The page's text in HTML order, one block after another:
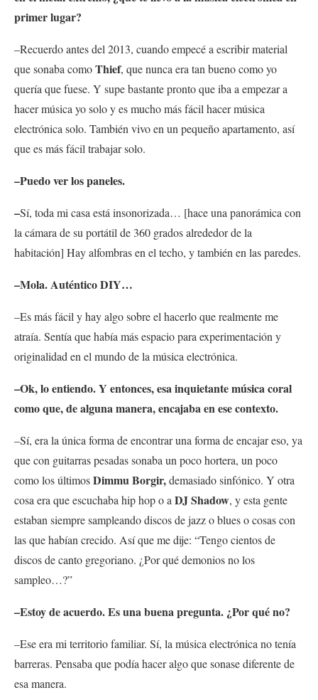
primer lugar?
–Recuerdo antes del 2013, cuando empecé a escribir material
que sonaba comoThief, que nunca era tan bueno como yo
quería que fuese. Y supe bastante pronto que iba a empezar a
hacer música yo solo y es mucho más fácil hacer música
electrónica solo. También vivo en un pequeño apartamento, así
que es más fácil trabajar solo.
–Puedo ver los paneles.
–Sí, toda mi casa está insonorizada… [hace una panorámica con
la cámara de su portátil de 360 grados alrededor de la
habitación] Hay alfombras en el techo, y también en las paredes.
–Mola. Auténtico DIY…
–Es más fácil y hay algo sobre el hacerlo que realmente me
atraía. Sentía que había más espacio para experimentación y
originalidad en el mundo de la música electrónica.
–Ok, lo entiendo. Y entonces, esa inquietante música coral
como que, de alguna manera, encajaba en ese contexto.
–Sí, era la única forma de encontrar una forma de encajar eso, ya
que con guitarras pesadas sonaba un poco hortera, un poco
como los últimosDimmu Borgir,demasiado sinfónico. Y otra
cosa era que escuchaba hip hop o a DJ Shadow, y esta gente
estaban siempre sampleando discos de jazz o blues o cosas con
las que habían crecido. Así que me dije: “Tengo cientos de
discos de canto gregoriano. ¿Por qué demonios no los
sampleo…?”
–Estoy de acuerdo. Es una buena pregunta. ¿Por qué no?
–Ese era mi territorio familiar. Sí, la música electrónica no tenía
barreras. Pensaba que podía hacer algo que sonase diferente de
esa manera.